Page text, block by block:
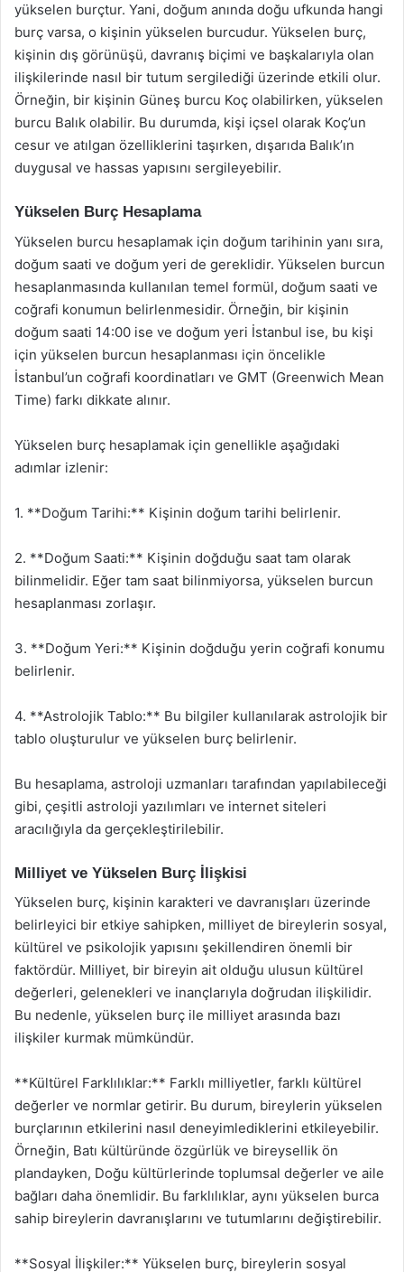
yükselen burçtur. Yani, doğum anında doğu ufkunda hangi
burç varsa, o kişinin yükselen burcudur. Yükselen burç,
kişinin dış görünüşü, davranış biçimi ve başkalarıyla olan
ilişkilerinde nasıl bir tutum sergilediği üzerinde etkili olur.
Örneğin, bir kişinin Güneş burcu Koç olabilirken, yükselen
burcu Balık olabilir. Bu durumda, kişi içsel olarak Koç’un
cesur ve atılgan özelliklerini taşırken, dışarıda Balık’ın
duygusal ve hassas yapısını sergileyebilir.
Yükselen Burç Hesaplama
Yükselen burcu hesaplamak için doğum tarihinin yanı sıra,
doğum saati ve doğum yeri de gereklidir. Yükselen burcun
hesaplanmasında kullanılan temel formül, doğum saati ve
coğrafi konumun belirlenmesidir. Örneğin, bir kişinin
doğum saati 14:00 ise ve doğum yeri İstanbul ise, bu kişi
için yükselen burcun hesaplanması için öncelikle
İstanbul’un coğrafi koordinatları ve GMT (Greenwich Mean
Time) farkı dikkate alınır.
Yükselen burç hesaplamak için genellikle aşağıdaki
adımlar izlenir:
1. **Doğum Tarihi:** Kişinin doğum tarihi belirlenir.
2. **Doğum Saati:** Kişinin doğduğu saat tam olarak
bilinmelidir. Eğer tam saat bilinmiyorsa, yükselen burcun
hesaplanması zorlaşır.
3. **Doğum Yeri:** Kişinin doğduğu yerin coğrafi konumu
belirlenir.
4. **Astrolojik Tablo:** Bu bilgiler kullanılarak astrolojik bir
tablo oluşturulur ve yükselen burç belirlenir.
Bu hesaplama, astroloji uzmanları tarafından yapılabileceği
gibi, çeşitli astroloji yazılımları ve internet siteleri
aracılığıyla da gerçekleştirilebilir.
Milliyet ve Yükselen Burç İlişkisi
Yükselen burç, kişinin karakteri ve davranışları üzerinde
belirleyici bir etkiye sahipken, milliyet de bireylerin sosyal,
kültürel ve psikolojik yapısını şekillendiren önemli bir
faktördür. Milliyet, bir bireyin ait olduğu ulusun kültürel
değerleri, gelenekleri ve inançlarıyla doğrudan ilişkilidir.
Bu nedenle, yükselen burç ile milliyet arasında bazı
ilişkiler kurmak mümkündür.
**Kültürel Farklılıklar:** Farklı milliyetler, farklı kültürel
değerler ve normlar getirir. Bu durum, bireylerin yükselen
burçlarının etkilerini nasıl deneyimlediklerini etkileyebilir.
Örneğin, Batı kültüründe özgürlük ve bireysellik ön
plandayken, Doğu kültürlerinde toplumsal değerler ve aile
bağları daha önemlidir. Bu farklılıklar, aynı yükselen burca
sahip bireylerin davranışlarını ve tutumlarını değiştirebilir.
**Sosyal İlişkiler:** Yükselen burç, bireylerin sosyal